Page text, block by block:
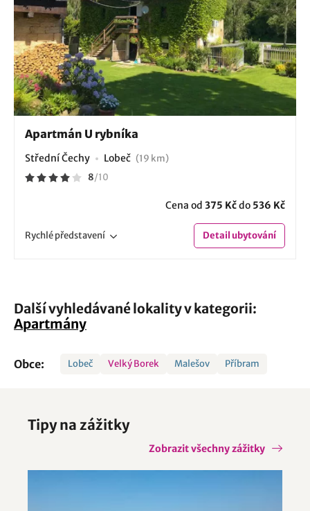
Apartmán U rybníka
Střední Čechy Lobeč (19 km)
8/10
Cena od 375 Kčdo 536 Kč
Rychlépředstavení Detailubytování
Další vyhledávané lokality v kategorii:
Apartmány
Obce: Lobeč Velký Borek Malešov Příbram
Tipy na zážitky
Zobrazit všechny zážitky